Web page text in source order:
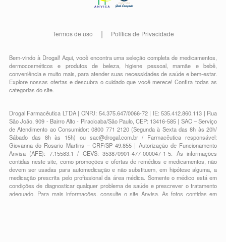
Termos de uso Política de Privacidade
Bem-vindo à Drogal! Aqui, você encontra uma seleção completa demedicamentos
dermocosméticos e produtos de beleza,higiene pessoal,mamãe e bebê
conveniênciae muito mais, para atender suas necessidades de saúde e bem-estar.
Explore nossas ofertas e descubra o cuidado que você merece!Confira todas as
categorias do site.
Drogal Farmacêutica LTDA | CNPJ: 54.375.647/0066-72 | IE: 535.412.860.113 | Rua
São João, 909 - Bairro Alto - Piracicaba/São Paulo, CEP: 13416-585 | SAC – Serviço
de Atendimento ao Consumidor: 0800 771 2120 (Segunda à Sexta das 8h às 20h/
Sábado das 8h às 15h) ou sac@drogal.com.br/ Farmacêutica responsável:
Giovanna do Rosario Martins – CRF/SP 49.855 | Autorização de Funcionamento
Anvisa (AFE): 7.15583.1 / CEVS: 353870901-477-000047-1-5. As informações
contidas neste site, como promoções e ofertas de remédios e medicamentos, não
devem ser usadas para automedicação e não substituem, em hipótese alguma, a
medicação prescrita pelo profissional da área médica. Somente o médico está em
condições de diagnosticar qualquer problema de saúde e prescrever o tratamento
adequado. Para mais informações, consulte o site Anvisa. As fotos contidas em